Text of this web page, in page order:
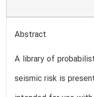
Abstract
A library of
seismic risk is